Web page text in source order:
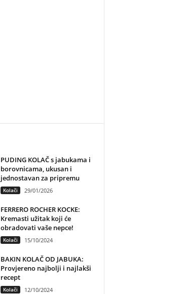
PUDING KOLAČ s jabukama i
borovnicama, ukusan i
jednostavan za pripremu
Kolači 29/01/2026
FERRERO ROCHER KOCKE:
Kremasti užitak koji će
obradovati vaše nepce!
Kolači 15/10/2024
BAKIN KOLAČ OD JABUKA:
Provjereno najbolji i najlakši
recept
Kolači 12/10/2024